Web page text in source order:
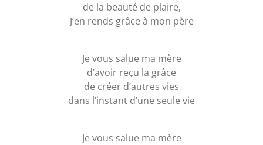
de la beauté de plaire,
J’en rends grâce à mon père
Je vous salue ma mère
d’avoir reçu la grâce
de créer d’autres vies
dans l’instant d’une seule vie
Je vous salue ma mère